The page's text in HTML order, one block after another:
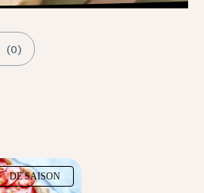
(0)
DE SAISON